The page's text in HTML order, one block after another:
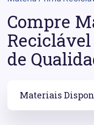
Compre
de
Materiais